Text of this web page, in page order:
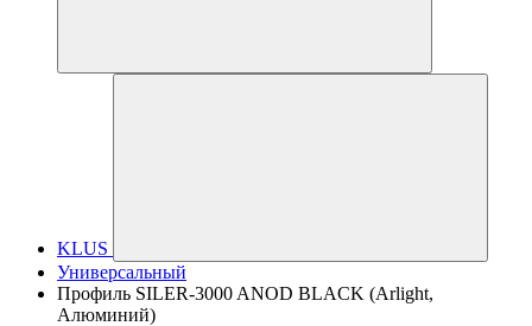
KLUS
Универсальный
Профиль SILER-3000 ANOD BLACK (Arlight,
Алюминий)